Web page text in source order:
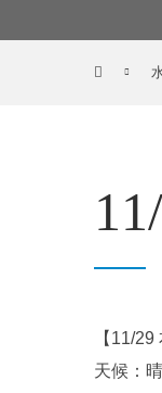
【11/
天候